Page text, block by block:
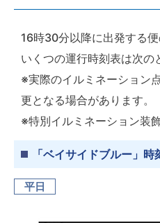
16時30分以降に出発する
いくつの運行時刻表は次の
※実際のイルミネーション
更となる場合があります。
※特別イルミネーション装
「ベイサイドブルー」時
平日